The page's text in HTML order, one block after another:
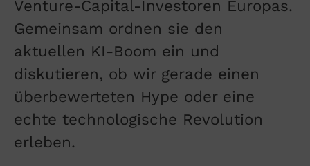
Venture-Capital-Investoren Europas.
Gemeinsam ordnen sie den
aktuellen KI-Boom ein und
diskutieren, ob wir gerade einen
überbewerteten Hype oder eine
echte technologische Revolution
erleben.